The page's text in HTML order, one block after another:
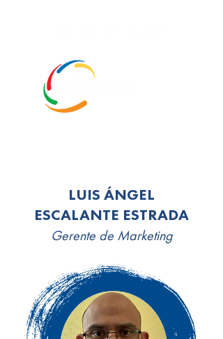
LUIS ÁNGEL
ESCALANTE ESTRADA
Gerente de Marketing